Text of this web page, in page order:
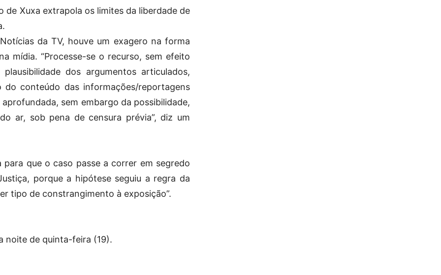
de Xuxa extrapola os limites da liberdade de
da TV, houve um exagero na forma
mídia. “Processe-se o recurso, sem efeito
dos argumentos articulados,
do conteúdo das informações/reportagens
sem embargo da possibilidade,
ar, sob pena de censura prévia”, diz um
que o caso passe a correr em segredo
porque a hipótese seguiu a regra da
tipo de constrangimento à exposição”.
noite de quinta-feira (19).